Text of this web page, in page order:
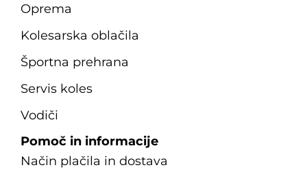
Oprema
Kolesarska oblačila
Športna prehrana
Servis koles
Vodiči
Pomoč in informacije
Način plačila in dostava